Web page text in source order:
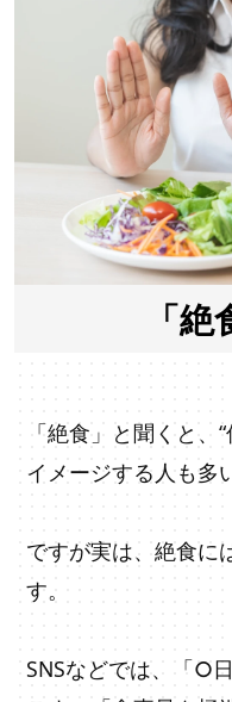
「
「絶食」と聞くと、
イメージする人も多
ですが実は、絶食に
す。
SNSなどでは、「○